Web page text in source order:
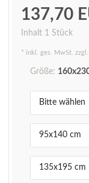
137,70
Inhalt 1 Stück
* inkl. ges. MwSt. zzgl.
Größe:
Bitte wählen
95x140 cm
135x195 cm